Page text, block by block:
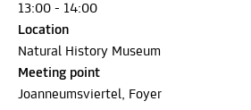
13:00 - 14:00
Location
Natural History Museum
Meeting point
Joanneumsviertel, Foyer